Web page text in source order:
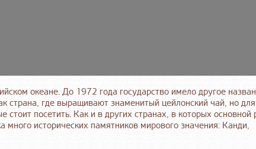
океане. До 1972 года государство имело другое
страна, где выращивают знаменитый цейлонский чай, но
стоит посетить. Как и в других странах, в которых основной
исторических памятников мирового значения: Канди,